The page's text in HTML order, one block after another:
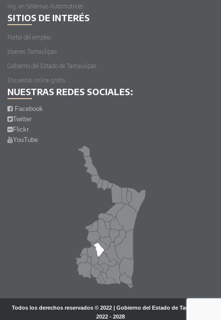
Ing. en Sistemas Automotrices
SITIOS DE INTERÉS
Portal del empleo
Jóvenes Tamaulipas
Gobierno del Estado de Tamaulipas
Encuestas online gratis
NUESTRAS REDES SOCIALES:
Facebook
Twitter
Flickr
YouTube
Todos los derechos reservados © 2022 | Gobierno del Estado de Tamaulipas
2022 - 2028